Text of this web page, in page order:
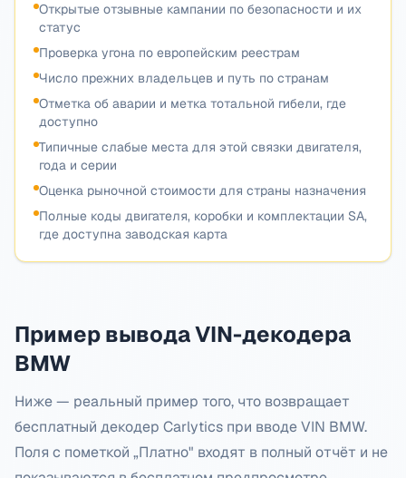
Открытые отзывные кампании по безопасности и их
статус
Проверка угона по европейским реестрам
Число прежних владельцев и путь по странам
Отметка об аварии и метка тотальной гибели, где
доступно
Типичные слабые места для этой связки двигателя,
года и серии
Оценка рыночной стоимости для страны назначения
Полные коды двигателя, коробки и комплектации SA,
где доступна заводская карта
Пример вывода VIN-декодера
BMW
Ниже — реальный пример того, что возвращает
бесплатный декодер Carlytics при вводе VIN BMW.
Поля с пометкой „Платно" входят в полный отчёт и не